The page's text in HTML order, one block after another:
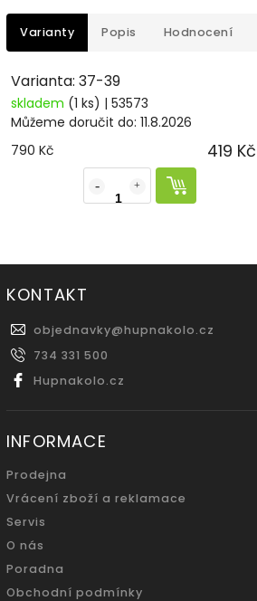
Varianty Popis Hodnocení
Varianta: 37-39
skladem (1 ks) | 53573
Můžeme doručit do: 11.8.2026
790 Kč
419 Kč
KONTAKT
objednavky@hupnakolo.cz
734 331 500
Hupnakolo.cz
INFORMACE
Prodejna
Vrácení zboží a reklamace
Servis
O nás
Poradna
Obchodní podmínky